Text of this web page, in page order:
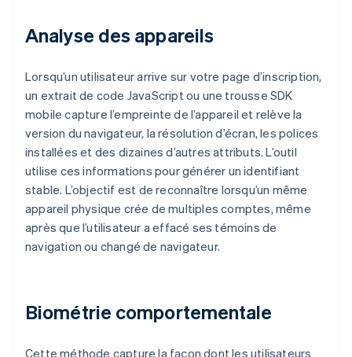
Analyse des appareils
Lorsqu’un utilisateur arrive sur votre page d’inscription,
un extrait de code JavaScript ou une trousse SDK
mobile capture l’empreinte de l’appareil et relève la
version du navigateur, la résolution d’écran, les polices
installées et des dizaines d’autres attributs. L’outil
utilise ces informations pour générer un identifiant
stable. L’objectif est de reconnaître lorsqu’un même
appareil physique crée de multiples comptes, même
après que l’utilisateur a effacé ses témoins de
navigation ou changé de navigateur.
Biométrie comportementale
Cette méthode capture la façon dont les utilisateurs